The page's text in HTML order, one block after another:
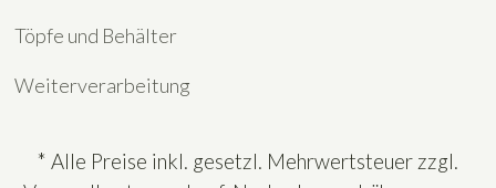
Töpfe und Behälter
Weiterverarbeitung
* Alle Preise inkl. gesetzl. Mehrwertsteuer zzgl.